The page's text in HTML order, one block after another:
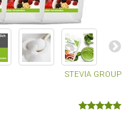
STEVIA GROUP